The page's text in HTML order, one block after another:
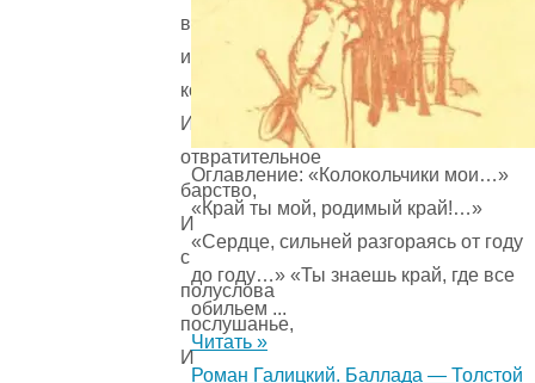
верность,
и
коварство,
И
отвратительное
барство,
И
с
полуслова
послушанье,
И
Оглавление: «Колокольчики мои…»
«Край ты мой, родимый край!…»
«Сердце, сильней разгораясь от году
до году…» «Ты знаешь край, где все
обильем ...
Читать »
Роман Галицкий. Баллада — Толстой